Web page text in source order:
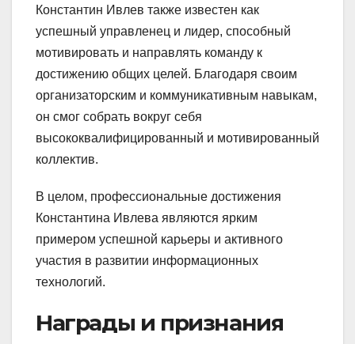
Константин Ивлев также известен как
успешный управленец и лидер, способный
мотивировать и направлять команду к
достижению общих целей. Благодаря своим
организаторским и коммуникативным навыкам,
он смог собрать вокруг себя
высококвалифицированный и мотивированный
коллектив.
В целом, профессиональные достижения
Константина Ивлева являются ярким
примером успешной карьеры и активного
участия в развитии информационных
технологий.
Награды и признания